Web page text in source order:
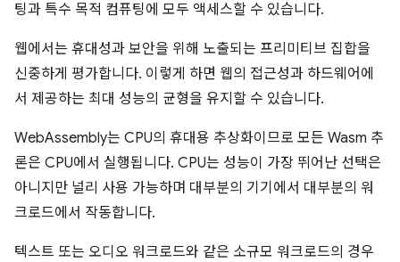
팅과 특수 목적 컴퓨팅에 모두 액세스할 수 있습니다.
웹에서는 휴대성과 보안을 위해 노출되는 프리미티브 집합을
신중하게 평가합니다. 이렇게 하면 웹의 접근성과 하드웨어에
서 제공하는 최대 성능의 균형을 유지할 수 있습니다.
WebAssembly는 CPU의 휴대용 추상화이므로 모든 Wasm 추
론은 CPU에서 실행됩니다. CPU는 성능이 가장 뛰어난 선택은
아니지만 널리 사용 가능하며 대부분의 기기에서 대부분의 워
크로드에서 작동합니다.
텍스트 또는 오디오 워크로드와 같은 소규모 워크로드의 경우